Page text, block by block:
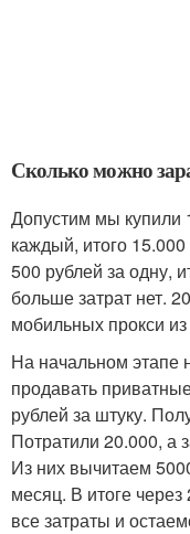
Сколько можно
Допустим мы купили
каждый, итого
500 рублей за одну,
больше затрат нет.
мобильных прокси
На начальном этапе
продавать
рублей за штуку.
Потратили 20.000, а
Из них вычитаем
месяц. В итоге
все затраты и